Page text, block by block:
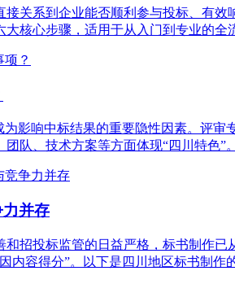
关系到企业能否顺利参与投标、有
核心步骤，适用于从入门到专业的全
影响中标结果的重要隐性因素。评
队、技术方案等方面体现“四川特色”
并存
招投标监管的日益严格，标书制作
内容得分”。以下是四川地区标书制作